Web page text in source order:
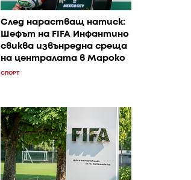
След нарастващ натиск:
Шефът на FIFA Инфантино
свиква извънредна среща
на централата в Мароко
СПОРТ